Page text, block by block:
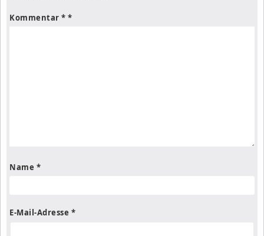
Kommentar *
Name *
E-Mail-Adresse *